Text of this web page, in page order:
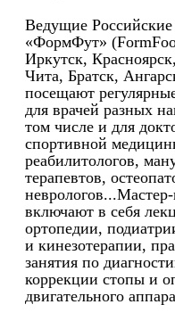
Ведущие
«ФормФут»
Иркутск,
Чита, Братск,
посещают
для врачей разных
том числе и для
спортивной
реабилитологов,
терапевтов,
включают в себя
ортопедии,
и кинезотерапии,
занятия по
коррекции стопы и
двигательного